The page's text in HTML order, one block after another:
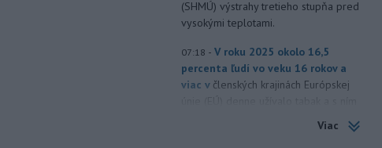
(SHMÚ) výstrahy tretieho stupňa pred
vysokými teplotami.
07:18 - V roku 2025 okolo 16,5
percenta ľudí vo veku 16 rokov a
viac v členských krajinách Európskej
Viac